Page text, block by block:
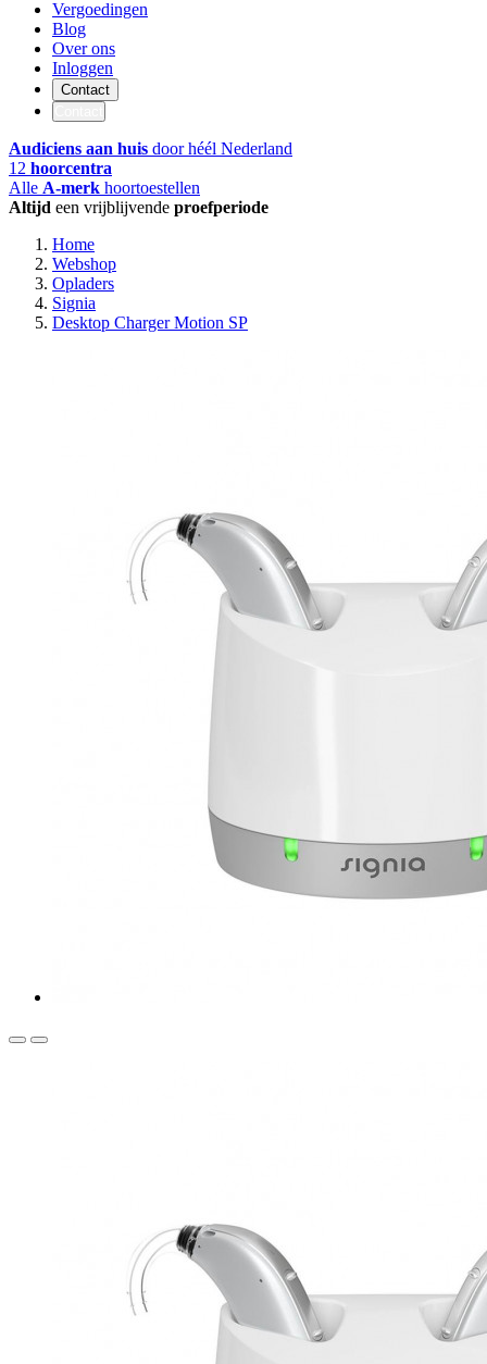
Vergoedingen
Blog
Over ons
Inloggen
Contact
Audiciens aan huis door héél Nederland
12 hoorcentra
Alle A-merk hoortoestellen
Altijd een vrijblijvende proefperiode
Home
Webshop
Opladers
Signia
Desktop Charger Motion SP